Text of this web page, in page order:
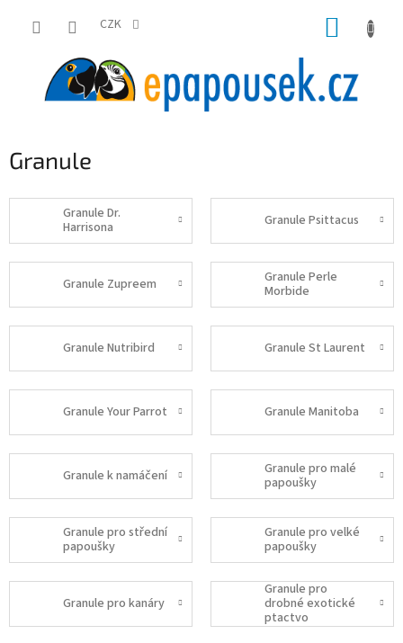
CZK
Granule
Granule Dr.
Harrisona
Granule Psittacus
Granule Zupreem
Granule Perle
Morbide
Granule Nutribird Granule St Laurent
Granule Your Parrot Granule Manitoba
Granule k namáčení
Granule pro malé
papoušky
Granule pro střední
papoušky
Granule pro velké
papoušky
Granule pro kanáry
Granule pro
drobné exotické
ptactvo